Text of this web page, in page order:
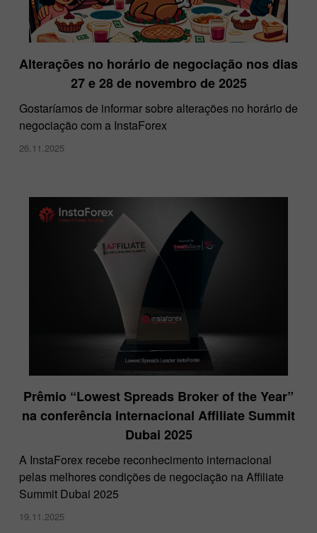
Alterações no horário de negociação nos dias
27 e 28 de novembro de 2025
Gostaríamos de informar sobre alterações no horário de
negociação com a InstaForex
26.11.2025
Prêmio “Lowest Spreads Broker of the Year”
na conferência internacional Affiliate Summit
Dubai 2025
A InstaForex recebe reconhecimento internacional
pelas melhores condições de negociação na Affiliate
Summit Dubai 2025
19.11.2025